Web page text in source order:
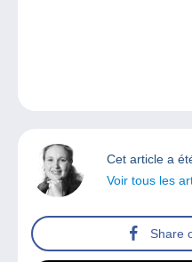
Cet article a
Voir tous les
Share